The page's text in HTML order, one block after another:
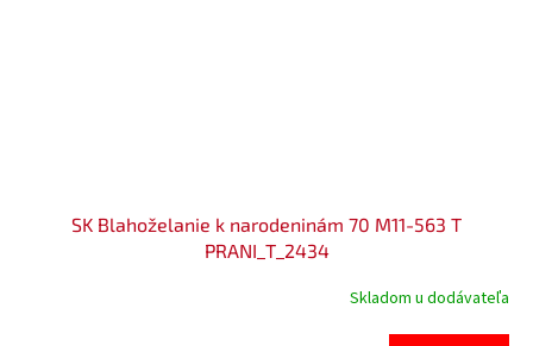
SK Blahoželanie k narodeninám 70 M11-563 T
PRANI_T_2434
Skladom u dodávateľa